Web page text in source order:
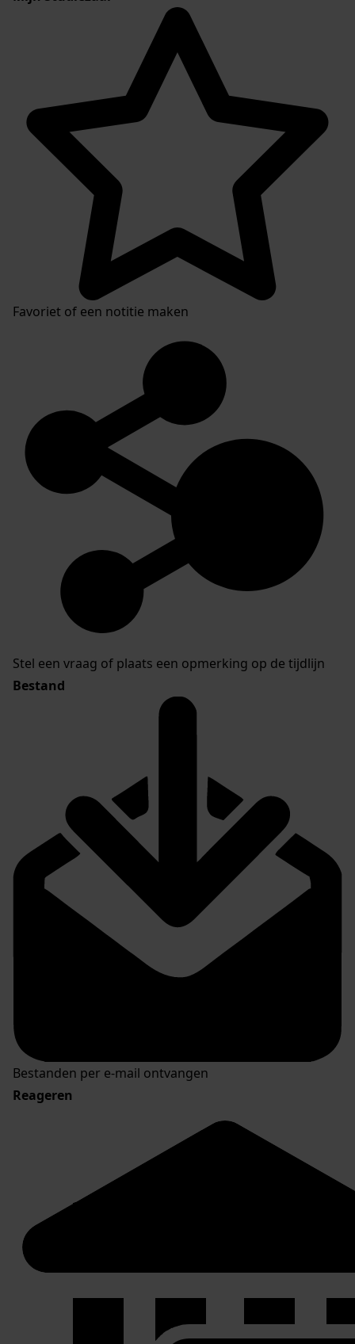
Favoriet of een notitie maken
Stel een vraag of plaats een opmerking op de tijdlijn
Bestand
Bestanden per e-mail ontvangen
Reageren